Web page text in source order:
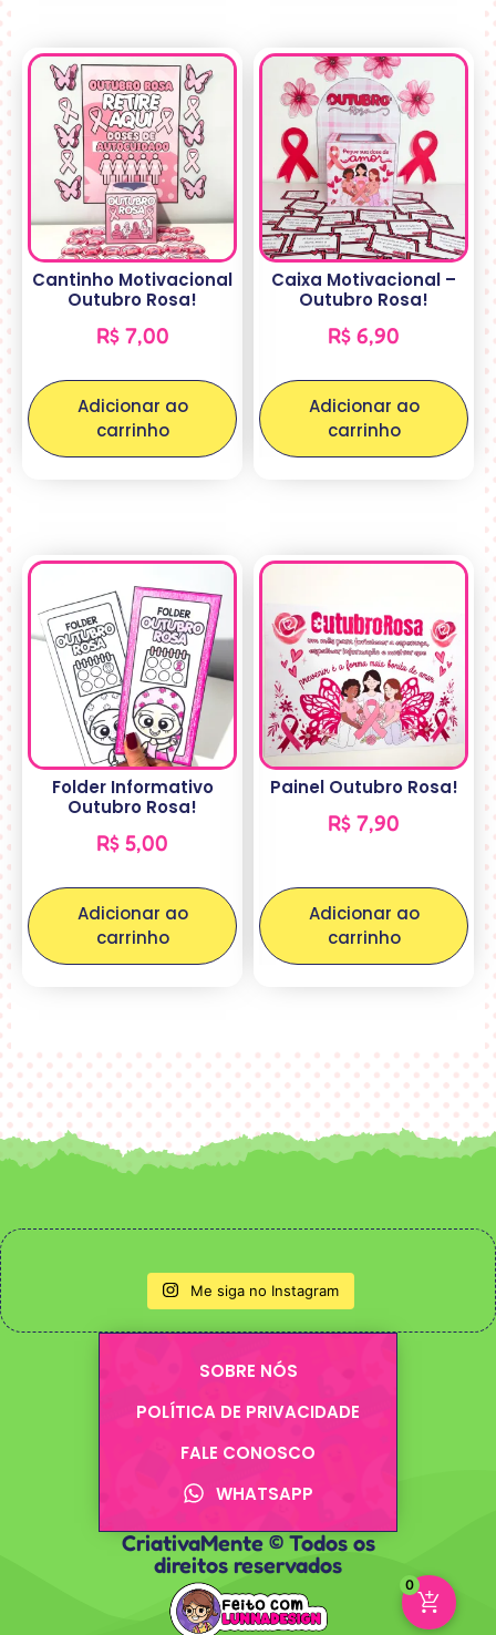
Cantinho Motivacional
Outubro Rosa!
R$7,00
Adicionar ao
carrinho
Caixa Motivacional –
Outubro Rosa!
R$ 6,90
Adicionar ao
carrinho
Folder Informativo
Outubro Rosa!
R$ 5,00
Adicionar ao
carrinho
Painel Outubro Rosa!
R$ 7,90
Adicionar ao
carrinho
Me siga no Instagram
SOBRE NÓS
POLÍTICA DE PRIVACIDADE
FALE CONOSCO
WHATSAPP
CriativaMente © Todos os
direitos reservados
0